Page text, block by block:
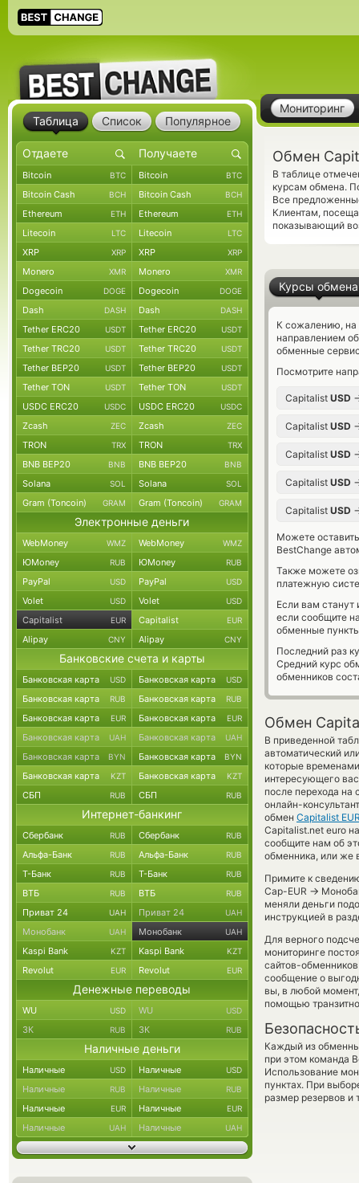
Мониторинг
Обмен
В таблице
курсам обмена.
Все
Клиентам,
показывающий
Курсы обмена
К сожалению, на
направлением
обменные
Посмотрите
Capitalist USD
Capitalist USD
Capitalist USD
Capitalist USD
Capitalist USD
Можете
BestChange
Также можете
платежную
Если вам
если сообщите
обменные
Последний раз
Средний курс
обменников
Обмен
В приведенной
автоматический
которые
интересующего
после перехода на
онлайн-
обмен Capitalist
Capitalist.net euro
сообщите нам об
обменника, или же
Примите к
Cap-EUR →
меняли деньги
инструкцией в
Для верного
мониторинге
сайтов-
сообщение о
вы, в любой
помощью
Каждый из
при этом команда
Использование
пунктах. При
размер резервов и
Таблица Список Популярное
Bitcoin BTC Bitcoin BTC
Bitcoin Cash BCH Bitcoin Cash BCH
Ethereum ETH Ethereum ETH
Litecoin LTC Litecoin LTC
XRP XRP XRP XRP
Monero XMR Monero XMR
Dogecoin DOGE Dogecoin DOGE
Dash DASH Dash DASH
Tether ERC20 USDT Tether ERC20 USDT
Tether TRC20 USDT Tether TRC20 USDT
Tether BEP20 USDT Tether BEP20 USDT
Tether TON USDT Tether TON USDT
USDC ERC20 USDC USDC ERC20 USDC
Zcash ZEC Zcash ZEC
TRON TRX TRON TRX
BNB BEP20 BNB BNB BEP20 BNB
Solana SOL Solana SOL
Gram (Toncoin) GRAM Gram (Toncoin) GRAM
Электронные деньги
WebMoney WMZ WebMoney WMZ
ЮMoney RUB ЮMoney RUB
PayPal USD PayPal USD
Volet USD Volet USD
Capitalist EUR Capitalist EUR
Alipay CNY Alipay CNY
Банковские счета и карты
Банковская карта USD Банковская карта USD
Банковская карта RUB Банковская карта RUB
Банковская карта EUR Банковская карта EUR
Банковская карта UAH Банковская карта UAH
Банковская карта BYN Банковская карта BYN
Банковская карта KZT Банковская карта KZT
СБП RUB СБП RUB
Интернет-банкинг
Сбербанк RUB Сбербанк RUB
Альфа-Банк RUB Альфа-Банк RUB
Т-Банк RUB Т-Банк RUB
ВТБ RUB ВТБ RUB
Приват 24 UAH Приват 24 UAH
Монобанк UAH Монобанк UAH
Kaspi Bank KZT Kaspi Bank KZT
Revolut EUR Revolut EUR
Денежные переводы
WU USD WU USD
ЗК RUB ЗК RUB
Наличные деньги
Наличные USD Наличные USD
Наличные RUB Наличные RUB
Наличные EUR Наличные EUR
Наличные UAH Наличные UAH